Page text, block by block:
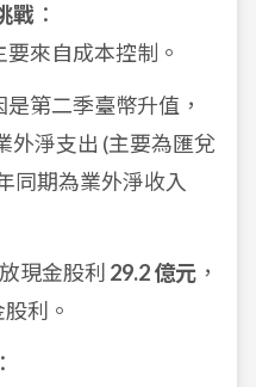
戰 ：
要來自成本控制。
第二季臺幣升值，
外淨支出 (主要為匯兌
同期為業外淨收入
現金股利 29.2 億元 ，
利。
：